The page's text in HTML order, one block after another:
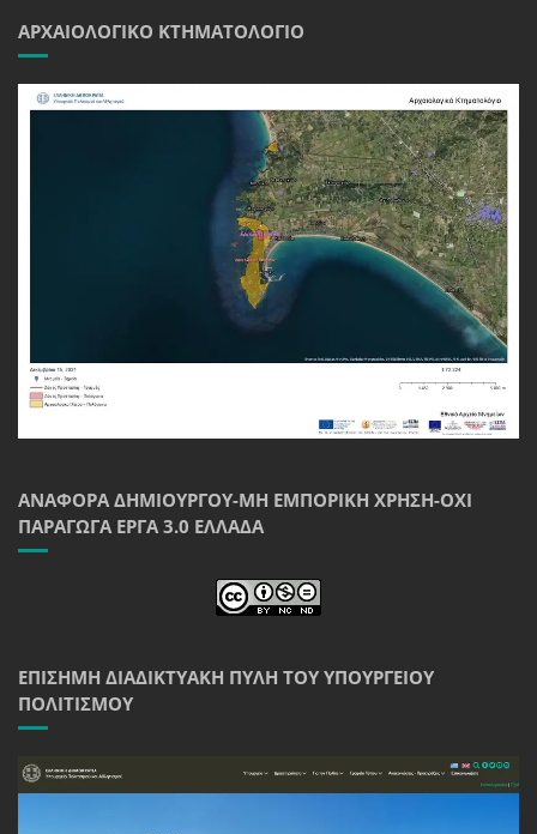
ΑΡΧΑΙΟΛΟΓΙΚΌ ΚΤΗΜΑΤΟΛΌΓΙΟ
ΑΝΑΦΟΡΆ ΔΗΜΙΟΥΡΓΟΎ-ΜΗ ΕΜΠΟΡΙΚΉ ΧΡΉΣΗ-ΌΧΙ
ΠΑΡΆΓΩΓΑ ΈΡΓΑ 3.0 ΕΛΛΆΔΑ
ΕΠΊΣΗΜΗ ΔΙΑΔΙΚΤΥΑΚΉ ΠΎΛΗ ΤΟΥ ΥΠΟΥΡΓΕΊΟΥ
ΠΟΛΙΤΙΣΜΟΎ